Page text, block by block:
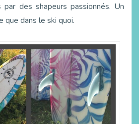
par des shapeurs passionnés. Un
que dans le ski quoi.